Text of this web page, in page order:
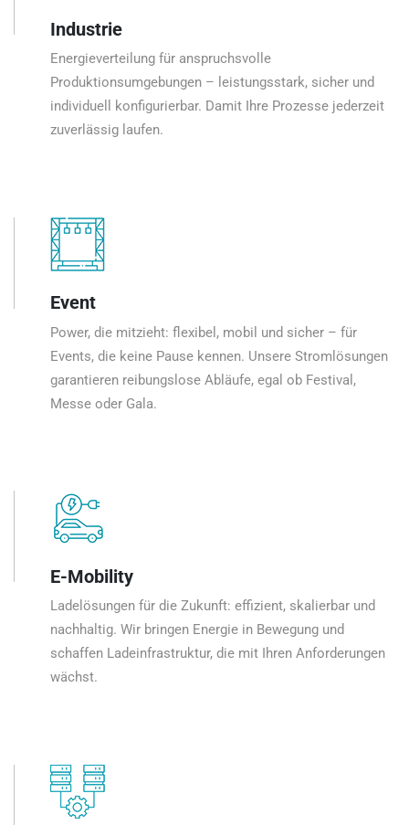
Industrie
Energieverteilung für anspruchsvolle
Produktionsumgebungen – leistungsstark, sicher und
individuell konfigurierbar. Damit Ihre Prozesse jederzeit
zuverlässig laufen.
Event
Power, die mitzieht: flexibel, mobil und sicher – für
Events, die keine Pause kennen. Unsere Stromlösungen
garantieren reibungslose Abläufe, egal ob Festival,
Messe oder Gala.
E-Mobility
Ladelösungen für die Zukunft: effizient, skalierbar und
nachhaltig. Wir bringen Energie in Bewegung und
schaffen Ladeinfrastruktur, die mit Ihren Anforderungen
wächst.